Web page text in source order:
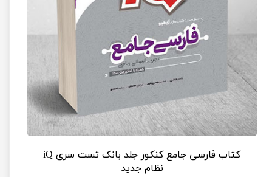
کتاب فارسی جامع کنکور جلد بانک تست سری iQ
نظام جدید